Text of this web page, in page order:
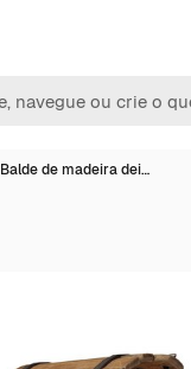
Balde de madeira dei…